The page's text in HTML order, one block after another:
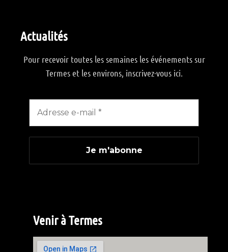
Actualités
Pour recevoir toutes les semaines les événements sur
Termes et les environs, inscrivez-vous ici.
Venir à Termes